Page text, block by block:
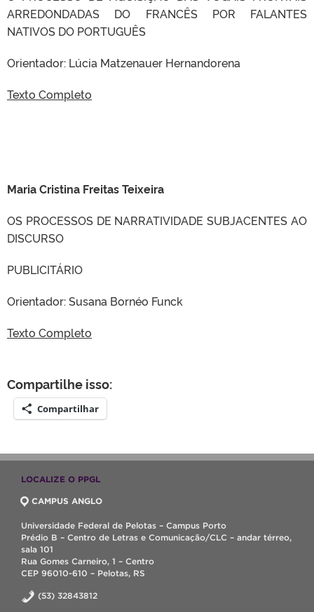
ARREDONDADAS DO FRANCÊS POR FALANTES
NATIVOS DO PORTUGUÊS
Orientador: Lúcia Matzenauer Hernandorena
Texto Completo
Maria Cristina Freitas Teixeira
OS PROCESSOS DE NARRATIVIDADE SUBJACENTES AO
DISCURSO
PUBLICITÁRIO
Orientador: Susana Bornéo Funck
Texto Completo
Compartilhe isso:
Compartilhar
LOCALIZE O PPGL
CAMPUS ANGLO
Universidade Federal de Pelotas – Campus Porto
Prédio B – Centro de Letras e Comunicação/CLC – andar térreo,
sala 101
Rua Gomes Carneiro, 1 – Centro
CEP 96010-610 – Pelotas, RS
(53) 32843812